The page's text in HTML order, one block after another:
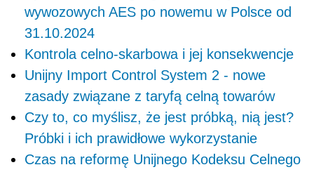
wywozowych AES po nowemu w Polsce od
31.10.2024
Kontrola celno-skarbowa i jej konsekwencje
Unijny Import Control System 2 - nowe
zasady związane z taryfą celną towarów
Czy to, co myślisz, że jest próbką, nią jest?
Próbki i ich prawidłowe wykorzystanie
Czas na reformę Unijnego Kodeksu Celnego